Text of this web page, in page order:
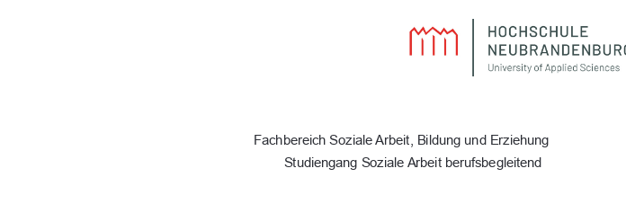
Fachbereich Soziale Arbeit, Bildung und Erziehung
Studiengang Soziale Arbeit berufsbegleitend